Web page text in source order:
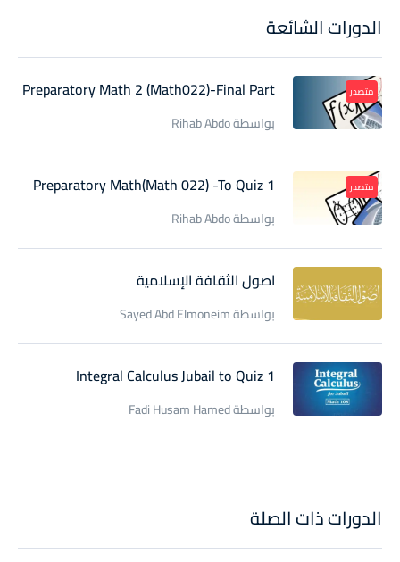
الدورات ذات الصلة
الدورات الشائعة
متصدر Preparatory Math 2 (Math022)-Final Part
بواسطة Rihab Abdo
متصدر Preparatory Math(Math 022) -To Quiz 1
بواسطة Rihab Abdo
اصول الثقافة الإسلامية
بواسطة Sayed Abd Elmoneim
Integral Calculus Jubail to Quiz 1
بواسطة Fadi Husam Hamed